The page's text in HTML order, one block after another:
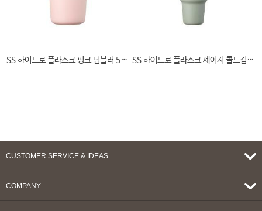
SS 하이드로 플라스크 핑크 텀블러 591ml SS 하이드로 플라스크 세이지 콜드컵 946ml
CUSTOMER SERVICE & IDEAS
COMPANY